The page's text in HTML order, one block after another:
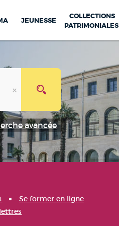
JEUNESSE
COLLECTIONS
PATRIMONIALES
avancée
Se former en ligne